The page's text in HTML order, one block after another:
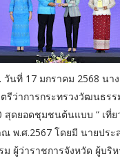
วันที่ 17 มกราคม 2568 น
รีว่าการกระทรวงวัฒนธร
สุดยอดชุมชนต้นแบบ “ เที่
พ.ศ.2567 โดยมี นายประ
ผู้ว่าราชการจังหวัด ผู้บริห